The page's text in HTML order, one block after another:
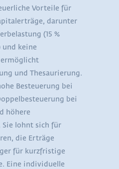
Vorteile für
darunter
(15 %
und keine
ermöglicht
und Thesaurierung.
Besteuerung bei
bei
höhere
Sie lohnt sich für
die Erträge
für kurzfristige
Eine individuelle